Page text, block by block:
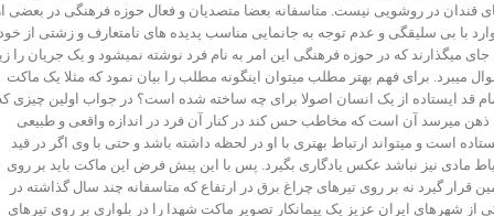
قندان در روشویی نیست. متاسفانه بعضا متصدیان و فعال حوزه فرهنگی در بعضی
با بی سلیقگی و عدم توجه به جانمایی مناسب پدیده های نامتعارف و زشتی از
جای میگذارند که در حوزه فرهنگی این امر به نام فرد نوشته نمیشود و یک جریان را
میبرد. برای فهم بهتر مطلب میتوان اینگونه مطلب را بیان نمود که مثلا یک ماکت
قد ایستاده از یک انسان اصولا برای چه ساخته شده است؟ در جواب اولین چیزی
ذهن میرسد آن است که مخاطب حس کند در کنار آن فرد در اندازه واقعی و طبیعی
است و میتواند ارتباط بهتری با او در لحظه داشته باشد و حتی با وی اگر در قید
مادی نیز نباشد عکس یادگاری بگیرد. پس با این پیش فرض این ماکت باید بر روی
قرار گیرد نه بر روی تیرهای چراغ برق در ارتفاع که متاسفانه چند سال گذاشته در
از شهرهای ایران عزیز یک پیمانکار تصویر ماکت شهدا را در بلواری بر روی تیرهای